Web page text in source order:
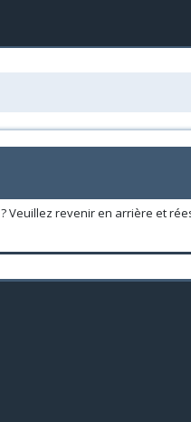
Veuillez revenir en arrière et